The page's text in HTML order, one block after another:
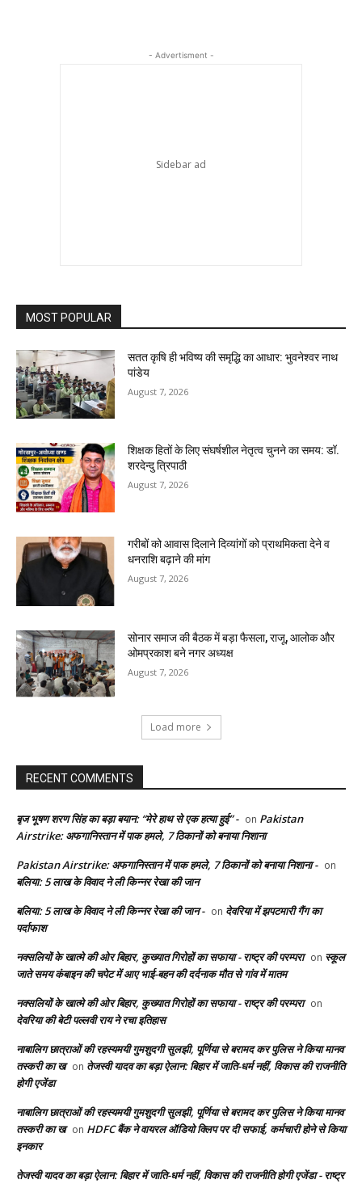
- Advertisment -
MOST POPULAR
सतत कृषि ही भविष्य की समृद्धि का आधार: भुवनेश्वर नाथ
पांडेय
August 7, 2026
शिक्षक हितों के लिए संघर्षशील नेतृत्व चुनने का समय: डॉ.
शरदेन्दु त्रिपाठी
August 7, 2026
गरीबों को आवास दिलाने दिव्यांगों को प्राथमिकता देने व
धनराशि बढ़ाने की मांग
August 7, 2026
सोनार समाज की बैठक में बड़ा फैसला, राजू, आलोक और
ओमप्रकाश बने नगर अध्यक्ष
August 7, 2026
Load more
RECENT COMMENTS
बृज भूषण शरण सिंह का बड़ा बयान: “मेरे हाथ से एक हत्या हुई” - on Pakistan
Airstrike: अफगानिस्तान में पाक हमले, 7 ठिकानों को बनाया निशाना
Pakistan Airstrike: अफगानिस्तान में पाक हमले, 7 ठिकानों को बनाया निशाना - on
बलिया: 5 लाख के विवाद ने ली किन्नर रेखा की जान
बलिया: 5 लाख के विवाद ने ली किन्नर रेखा की जान - on देवरिया में झपटमारी गैंग का
पर्दाफाश
नक्सलियों के खात्मे की ओर बिहार, कुख्यात गिरोहों का सफाया - राष्ट्र की परम्परा on स्कूल
जाते समय कंबाइन की चपेट में आए भाई-बहन की दर्दनाक मौत से गांव में मातम
नक्सलियों के खात्मे की ओर बिहार, कुख्यात गिरोहों का सफाया - राष्ट्र की परम्परा on
देवरिया की बेटी पल्लवी राय ने रचा इतिहास
नाबालिग छात्राओं की रहस्यमयी गुमशुदगी सुलझी, पूर्णिया से बरामद कर पुलिस ने किया मानव
तस्करी का ख on तेजस्वी यादव का बड़ा ऐलान: बिहार में जाति-धर्म नहीं, विकास की राजनीति
होगी एजेंडा
नाबालिग छात्राओं की रहस्यमयी गुमशुदगी सुलझी, पूर्णिया से बरामद कर पुलिस ने किया मानव
तस्करी का ख on HDFC बैंक ने वायरल ऑडियो क्लिप पर दी सफाई, कर्मचारी होने से किया
इनकार
तेजस्वी यादव का बड़ा ऐलान: बिहार में जाति-धर्म नहीं, विकास की राजनीति होगी एजेंडा - राष्ट्र